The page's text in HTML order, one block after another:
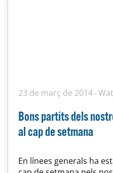
23 de març de 2014
Bons partits dels
al cap de setmana
En línees generals ha